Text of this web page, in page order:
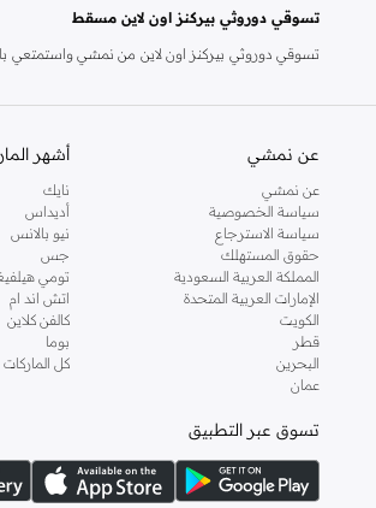
تسوقي دوروثي بيركنز اون لاين مسقط
تسوقي دوروثي بيركنز اون لاين من نمشي واستمتعي
عن نمشي
عن نمشي
سياسة الخصوصية
سياسة الاسترجاع
حقوق المستهلك
المملكة العربية السعودية
الإمارات العربية المتحدة
الكويت
قطر
البحرين
عمان
أشهر
نايك
أديداس
نيو بالانس
جس
تومي
اتش اند ام
كالفن كلاين
بوما
كل الماركات
تسوق عبر التطبيق